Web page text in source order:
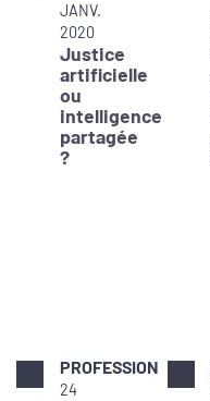
JANV.
2020
Justice
artificielle
ou
intelligence
partagée
?
PROFESSION
24